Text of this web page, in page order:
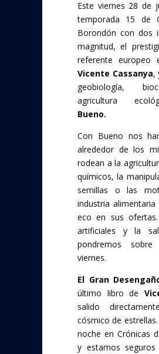
e
b
o
o
k
itt
er
Este viernes 28 de
temporada 15 de
Borondón con dos
magnitud, el
referente europeo
Vicente Cassanya,
geobiología,
agricultura
Bueno.
Con Bueno nos
alrededor de los
rodean a la
químicos, la
semillas o las
industria
eco en sus
artificiales y la
pondremos
viernes.
El Gran
último libro de
salido
cósmico de
noche en Crónicas
y estamos